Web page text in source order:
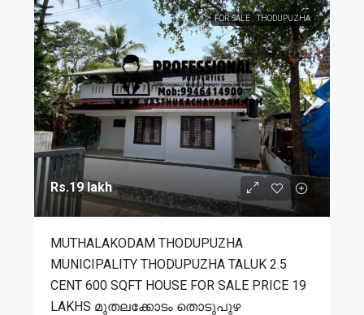
FOR SALE THODUPUZHA
Rs.19 lakh
MUTHALAKODAM THODUPUZHA
MUNICIPALITY THODUPUZHA TALUK 2.5
CENT 600 SQFT HOUSE FOR SALE PRICE 19
LAKHS മുതലക്കോടം തൊടുപുഴ